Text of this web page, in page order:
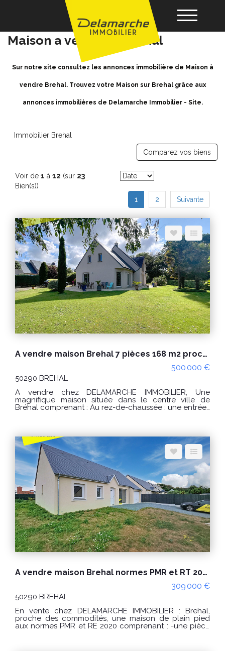
Acheter
Nos agences
Espace client Nous contacter
Achat / Vente Maison Brehal -
Maison a vendre à Brehal
Sur notre site consultez les annonces immobilière de Maison à
vendre Brehal. Trouvez votre Maison sur Brehal grâce aux
annonces immobilières de Delamarche Immobilier - Site.
Immobilier Brehal
Comparez vos biens
Voir de 1 à 12 (sur 23
Bien(s))
1
2 Suivante
A vendre maison Brehal 7 pièces 168 m2 proche des commerces
500 000 €
50290 BREHAL
A vendre chez DELAMARCHE IMMOBILIER, Une
magnifique maison située dans le centre ville de
Bréhal comprenant : Au rez-de-chaussée : une entrée ,
mezzanine desservant trois chambres , une salle d'eau
et toilettes. Un garage. Un second garage avec
grenier. Terrain clos et paysagé Un appentis Terrasse
PRIX : 500000 € Honoraires à la charge du vendeur.
Classe énergie : C (134) Classe climat : C (20) Montant
estimé des dépenses annuelles d'énergie pour un
usage standard : entre 1800€ et 2490€ / an Date de
référence des prix de l'énergie utilisés pour établir
cette estimation : 01/01/2021 "Les informations sur les
risques auxquels ce bien est exposé sont disponibles
sur le site Géorisques : www.georisques.gouv.fr" Pour
visiter : Agence DELAMARCHE IMMO.COM Marina PAUL
au 06.29.76.85.09
A vendre maison Brehal normes PMR et RT 2020 plain pied 4 pièces 88 m²
309 000 €
50290 BREHAL
En vente chez DELAMARCHE IMMOBILIER : Brehal,
proche des commodités, une maison de plain pied
aux normes PMR et RE 2020 comprenant : -une pièce